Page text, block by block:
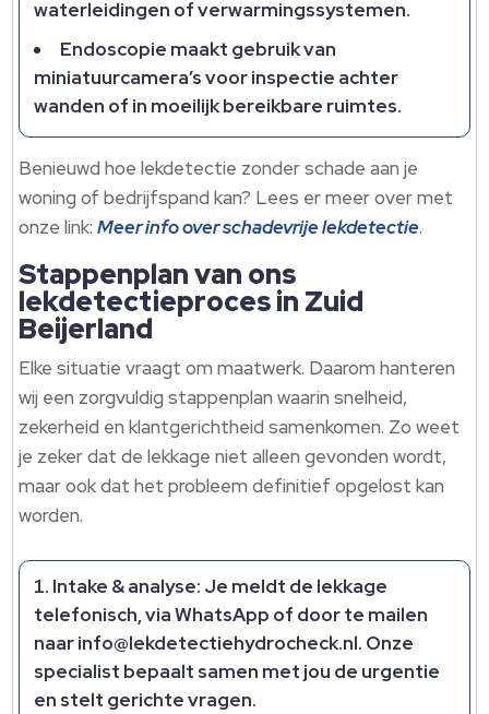
waterleidingen of verwarmingssystemen.​
Endoscopie maakt gebruik van
miniatuurcamera’s voor inspectie achter
wanden of in moeilijk bereikbare ruimtes.​
Benieuwd hoe lekdetectie zonder schade aan je
woning of bedrijfspand kan? Lees er meer over met
onze link:Meer info over schadevrije lekdetectie.​
Stappenplan van ons
lekdetectieproces in Zuid
Beijerland
Elke situatie vraagt om maatwerk.​ Daarom hanteren
wij een zorgvuldig stappenplan waarin snelheid,
zekerheid en klantgerichtheid samenkomen.​ Zo weet
je zeker dat de lekkage niet alleen gevonden wordt,
maar ook dat het probleem definitief opgelost kan
worden.​
Intake & analyse: Je meldt de lekkage
telefonisch, via WhatsApp of door te mailen
naar info@lekdetectiehydrocheck.​nl.​ Onze
specialist bepaalt samen met jou de urgentie
en stelt gerichte vragen.​